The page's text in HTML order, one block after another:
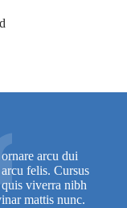
arcu dui
felis. Cursus
viverra nibh
mattis nunc.